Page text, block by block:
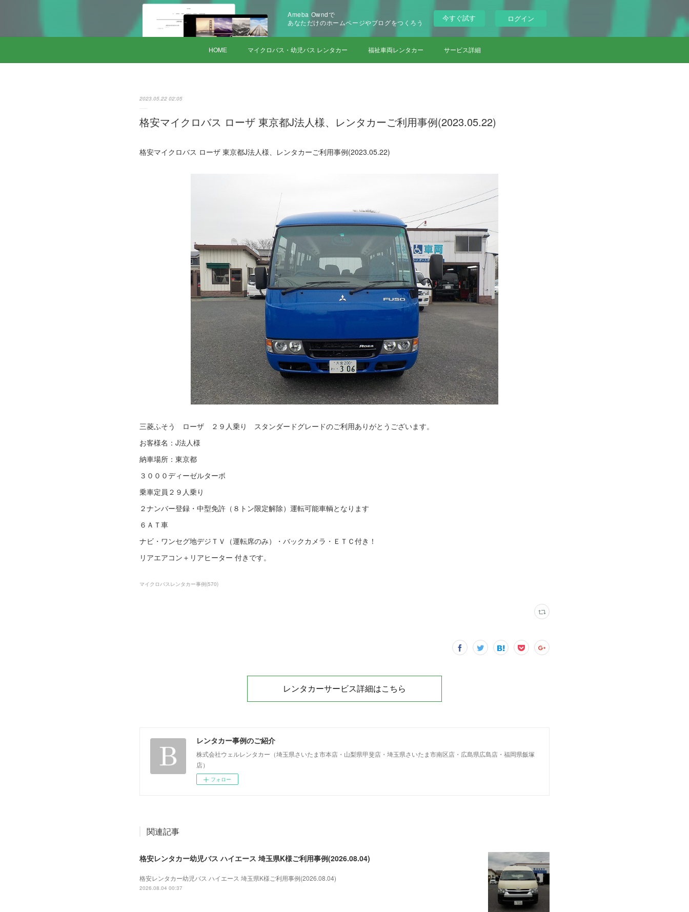
Ameba Owndで
あなただけのホームページやブログをつくろう
今すぐ試す ログイン
HOME マイクロバス・幼児バス レンタカー 福祉車両レンタカー サービス詳細
2023.05.22 02:05
格安マイクロバス ローザ 東京都J法人様、レンタカーご利用事例(2023.05.22)
格安マイクロバス ローザ 東京都J法人様、レンタカーご利用事例(2023.05.22)
三菱ふそう ローザ ２９人乗り スタンダードグレードのご利用ありがとうございます。
お客様名：J法人様
納車場所：東京都
３０００ディーゼルターボ
乗車定員２９人乗り
２ナンバー登録・中型免許（８トン限定解除）運転可能車輌となります
６ＡＴ車
ナビ・ワンセグ地デジＴＶ（運転席のみ）・バックカメラ・ＥＴＣ付き！
リアエアコン＋リアヒーター 付きです。
マイクロバスレンタカー事例(570)
レンタカーサービス詳細はこちら
レンタカー事例のご紹介
株式会社ウェルレンタカー（埼玉県さいたま市本店・山梨県甲斐店・埼玉県さいたま市南区店・広島県広島店・福岡県飯塚
店）
フォロー
関連記事
格安レンタカー幼児バス ハイエース 埼玉県K様ご利用事例(2026.08.04)
格安レンタカー幼児バス ハイエース 埼玉県K様ご利用事例(2026.08.04)
2026.08.04 00:37